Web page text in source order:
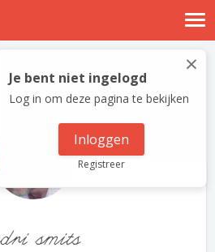
verhalen
Log in
je gratis aan
×
Je bent niet ingelogd
Log in om deze pagina te bekijken
Inloggen
Registreer
smits